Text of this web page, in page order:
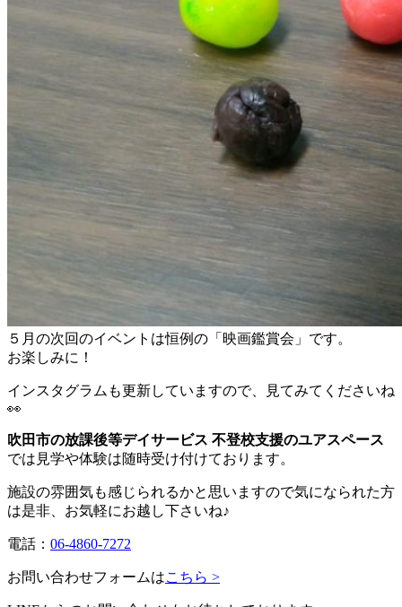
５月の次回のイベントは恒例の「映画鑑賞会」です。
お楽しみに！
インスタグラムも更新していますので、見てみてくださいね
👀
吹田市の放課後等デイサービス 不登校支援のユアスペース
では見学や体験は随時受け付けております。
施設の雰囲気も感じられるかと思いますので気になられた方
は是非、お気軽にお越し下さいね♪
電話： 06-4860-7272
お問い合わせフォームはこちら >